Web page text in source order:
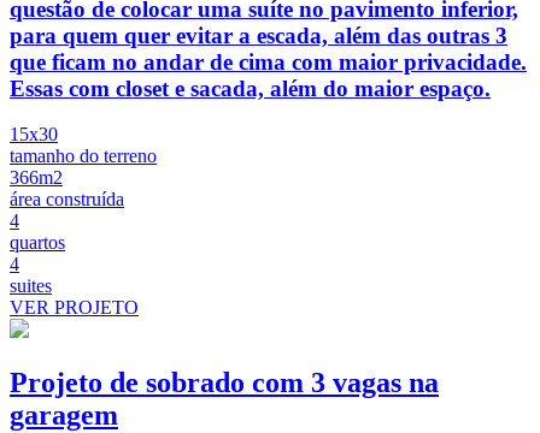
questão de colocar uma suíte no pavimento inferior,
para quem quer evitar a escada, além das outras 3
que ficam no andar de cima com maior privacidade.
Essas com closet e sacada, além do maior espaço.
15x30
tamanho do terreno
366m2
área construída
4
quartos
4
suites
VER PROJETO
Projeto de sobrado com 3 vagas na
garagem